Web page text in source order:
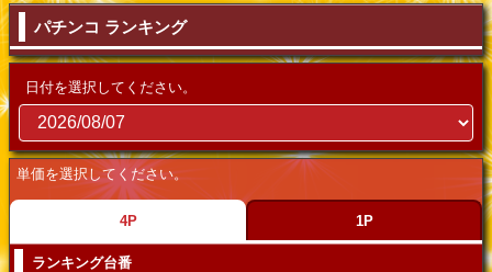
パチンコ ランキング
日付を選択してください。
単価を選択してください。
4P 1P
ランキング台番